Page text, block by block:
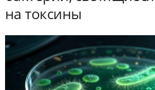
на токсины